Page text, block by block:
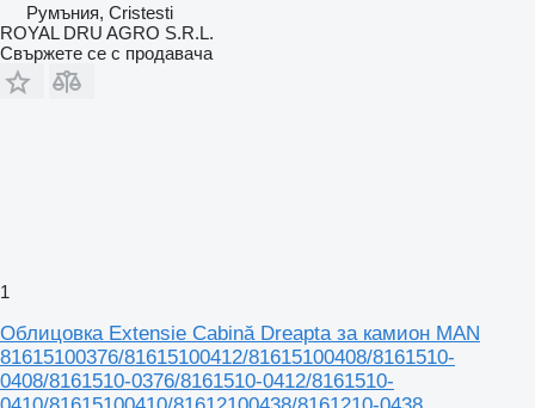
Румъния, Cristesti
ROYAL DRU AGRO S.R.L.
Свържете се с продавача
1
Облицовка Extensie Cabină Dreapta за камион MAN
81615100376/81615100412/81615100408/8161510-
0408/8161510-0376/8161510-0412/8161510-